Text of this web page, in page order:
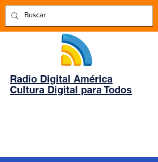
Radio Digital América
Cultura Digital para Todos